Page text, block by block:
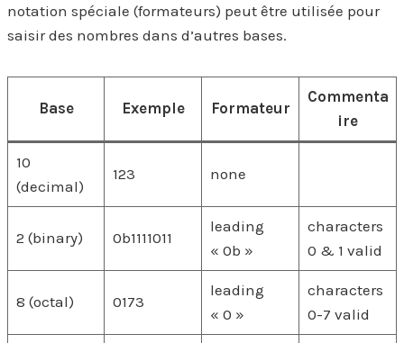
notation spéciale (formateurs) peut être utilisée pour
saisir des nombres dans d’autres bases.
Base Exemple Formateur
Commenta
ire
10
(decimal)
123 none
2 (binary) 0b1111011
leading
« 0b »
characters
0 & 1 valid
8 (octal) 0173
leading
« 0 »
characters
0-7 valid